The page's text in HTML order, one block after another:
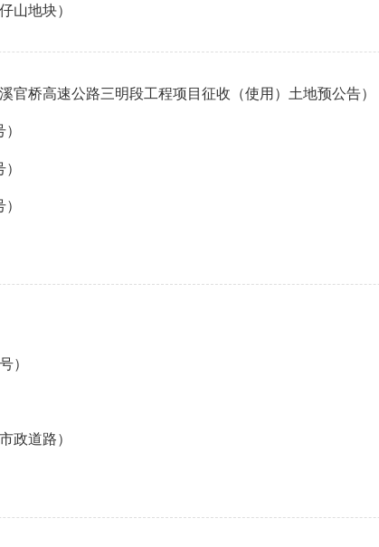
山地块）
桥高速公路三明段工程项目征收（使用）土地预公告）
）
政道路）